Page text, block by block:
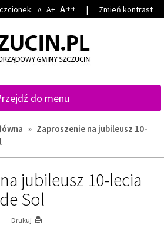
A A+ A++ | Zmień kontrast
do menu
» Zaproszenie na jubileusz 10-
jubileusz 10-lecia
Sol
Drukuj